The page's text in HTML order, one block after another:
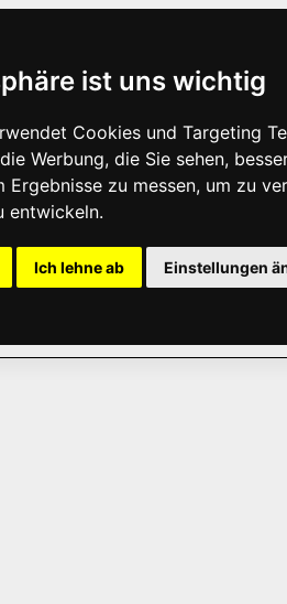
ist uns wichtig
Cookies und Targeting
Werbung, die Sie sehen,
Ergebnisse zu messen, um zu
entwickeln.
Ich lehne ab Einstellungen